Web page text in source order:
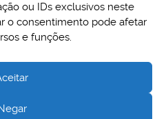
ou IDs exclusivos neste
o consentimento pode afetar
e funções.